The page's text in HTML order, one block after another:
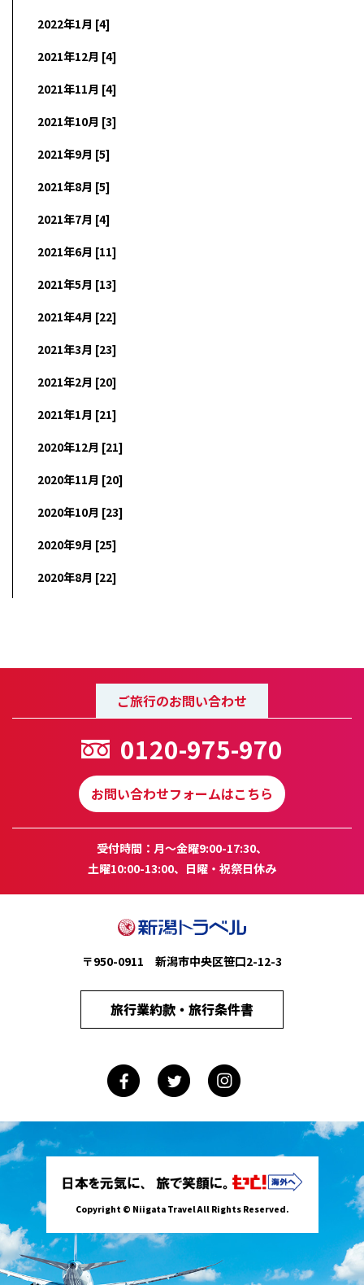
2022年1月 [4]
2021年12月 [4]
2021年11月 [4]
2021年10月 [3]
2021年9月 [5]
2021年8月 [5]
2021年7月 [4]
2021年6月 [11]
2021年5月 [13]
2021年4月 [22]
2021年3月 [23]
2021年2月 [20]
2021年1月 [21]
2020年12月 [21]
2020年11月 [20]
2020年10月 [23]
2020年9月 [25]
2020年8月 [22]
ご旅行のお問い合わせ
0120-975-970
お問い合わせフォームはこちら
受付時間：月～金曜9:00-17:30、
土曜10:00-13:00、日曜・祝祭日休み
〒950-0911 新潟市中央区笹口2-12-3
旅行業約款・旅行条件書
Copyright © Niigata Travel All Rights Reserved.